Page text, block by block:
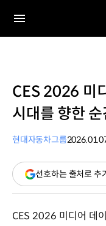
전체
CES 2026 미
시대를 향한
현대자동차그룹
선호하는 출처로 추
CES 2026 미디어 데